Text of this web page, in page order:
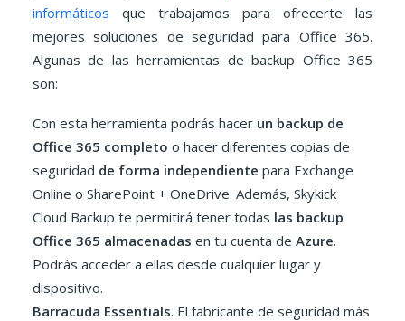
informáticos que trabajamos para ofrecerte las
mejores soluciones de seguridad para Office 365.
Algunas de las herramientas de backup Office 365
son:
Con esta herramienta podrás hacer un backup de
Office 365 completo o hacer diferentes copias de
seguridad de forma independiente para Exchange
Online o SharePoint + OneDrive. Además, Skykick
Cloud Backup te permitirá tener todas las backup
Office 365 almacenadas en tu cuenta de Azure.
Podrás acceder a ellas desde cualquier lugar y
dispositivo.
Barracuda Essentials. El fabricante de seguridad más